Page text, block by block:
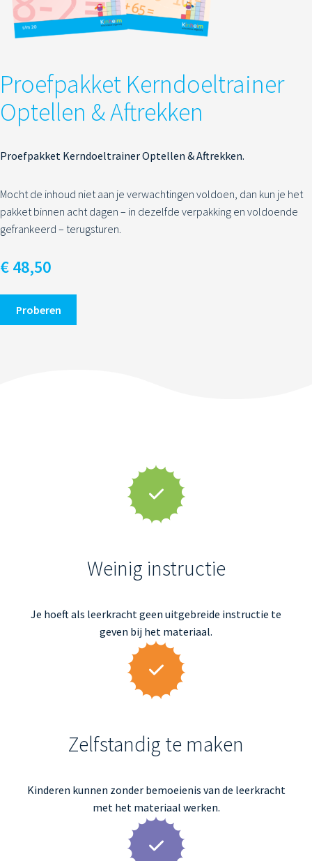
Proefpakket Kerndoeltrainer
Optellen & Aftrekken
Proefpakket Kerndoeltrainer Optellen & Aftrekken.
Mocht de inhoud niet aan je verwachtingen voldoen, dan kun je het
pakket binnen acht dagen – in dezelfde verpakking en voldoende
gefrankeerd – terugsturen.
€ 48,50
Proberen
Weinig instructie
Je hoeft als leerkracht geen uitgebreide instructie te
geven bij het materiaal.
Zelfstandig te maken
Kinderen kunnen zonder bemoeienis van de leerkracht
met het materiaal werken.